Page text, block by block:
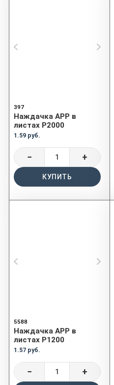
397
Наждачка APP в
листах P2000
1.59 руб.
− +
КУПИТЬ
5588
Наждачка APP в
листах P1200
1.57 руб.
− +